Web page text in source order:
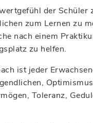
der Schüler
zum Lernen zu
nach einem
zu helfen.
ist jeder
Toleranz,